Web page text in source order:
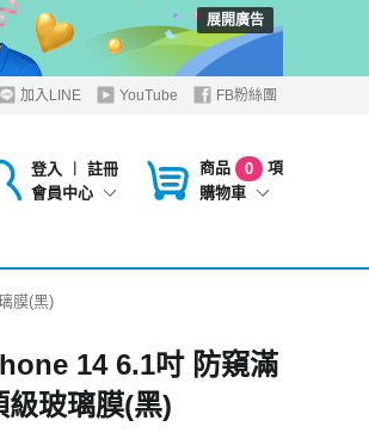
展開廣告
加入LINE YouTube FB粉絲團
登入 ︱
註冊
會員中心
商品 0
項
購物車
膜(黑)
14 6.1吋 防窺滿
級玻璃膜(黑)